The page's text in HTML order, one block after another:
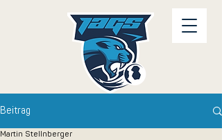
Beitrag
Martin Stellnberger